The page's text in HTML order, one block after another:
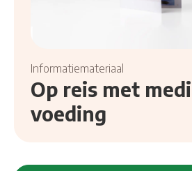
Op reis met
voeding
Informatiemateriaal